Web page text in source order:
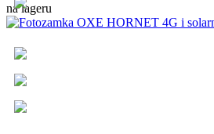
na lageru